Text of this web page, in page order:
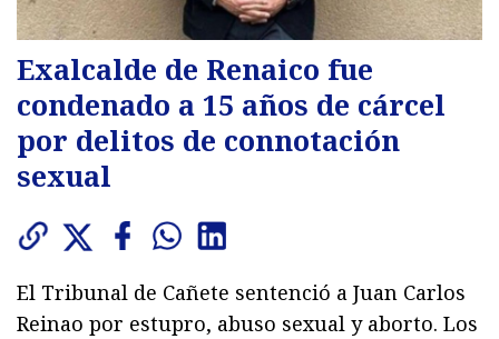
Exalcalde de Renaico fue
condenado a 15 años de cárcel
por delitos de connotación
sexual
El Tribunal de Cañete sentenció a Juan Carlos
Reinao por estupro, abuso sexual y aborto. Los